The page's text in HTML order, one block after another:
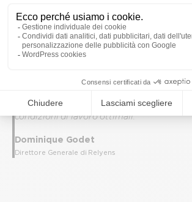
dell’assistenza e ottimizzare la gestione
pazienti. Dal punto di vista informatico,
misurazione delle minacce permettono di
modo più efficace i sistemi informativi
della gestione delle risorse umane, infine,
la continuità operativa dei professionisti,
condizioni di lavoro ottimali.“
Dominique Godet
Direttore Generale di Relyens